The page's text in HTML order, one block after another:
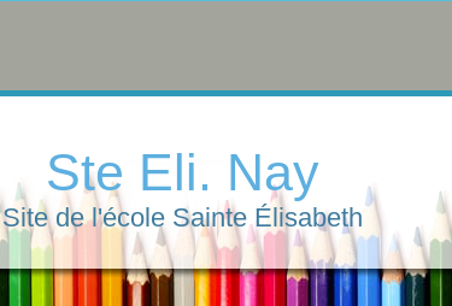
Ste Eli. Nay
Site de l'école Sainte Élisabeth